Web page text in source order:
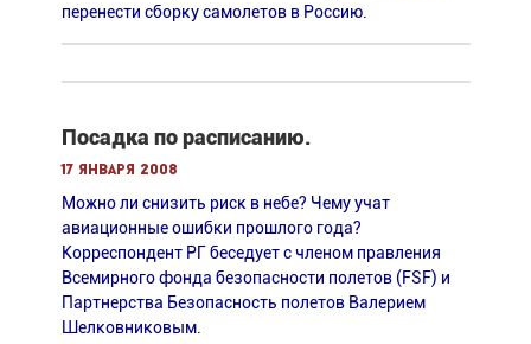
перенести сборку самолетов в Россию.
Посадка по расписанию.
17 января 2008
Можно ли снизить риск в небе? Чему учат
авиационные ошибки прошлого года?
Корреспондент РГ беседует с членом правления
Всемирного фонда безопасности полетов (FSF) и
Партнерства Безопасность полетов Валерием
Шелковниковым.